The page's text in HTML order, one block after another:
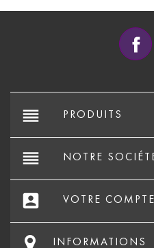
reorder PRODUITS
reorder NOTRE
account_box VOTRE COMPTE
INFORMATIONS